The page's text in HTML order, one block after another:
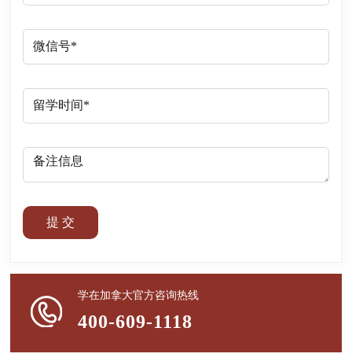
提 交
学在加拿大官方咨询热线
400-609-1118